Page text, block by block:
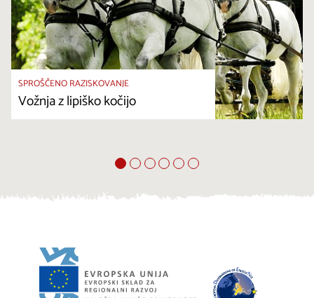
SPROŠČENO RAZISKOVANJE
Vožnja z lipiško kočijo